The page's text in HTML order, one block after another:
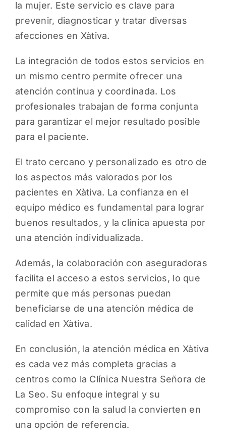
la mujer. Este servicio es clave para
prevenir, diagnosticar y tratar diversas
afecciones en Xàtiva.
La integración de todos estos servicios en
un mismo centro permite ofrecer una
atención continua y coordinada. Los
profesionales trabajan de forma conjunta
para garantizar el mejor resultado posible
para el paciente.
El trato cercano y personalizado es otro de
los aspectos más valorados por los
pacientes en Xàtiva. La confianza en el
equipo médico es fundamental para lograr
buenos resultados, y la clínica apuesta por
una atención individualizada.
Además, la colaboración con aseguradoras
facilita el acceso a estos servicios, lo que
permite que más personas puedan
beneficiarse de una atención médica de
calidad en Xàtiva.
En conclusión, la atención médica en Xàtiva
es cada vez más completa gracias a
centros como la Clínica Nuestra Señora de
La Seo. Su enfoque integral y su
compromiso con la salud la convierten en
una opción de referencia.